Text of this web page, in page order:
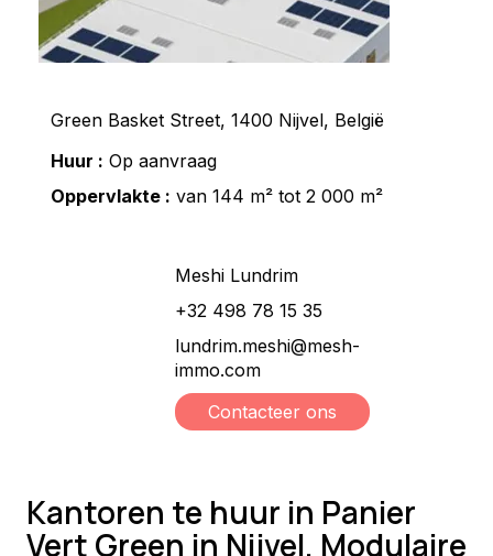
Green Basket Street, 1400 Nijvel, België
Huur : Op aanvraag
Oppervlakte : van 144 m² tot 2 000 m²
Meshi Lundrim
+32 498 78 15 35
lundrim.meshi@mesh-
immo.com
Contacteer ons
Kantoren te huur in Panier
Vert Green in Nijvel. Modulaire